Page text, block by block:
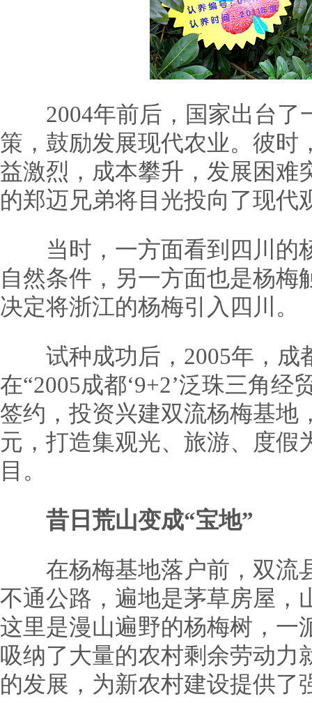
2004年前后，国家出台了
策，鼓励发展现代农业。彼时
益激烈，成本攀升，发展困难
的郑迈兄弟将目光投向了现代
当时，一方面看到四川的
自然条件，另一方面也是杨梅
决定将浙江的杨梅引入四川。
试种成功后，2005年，成
在“2005成都‘9+2’泛珠三角经
签约，投资兴建双流杨梅基地
元，打造集观光、旅游、度假
目。
昔日荒山变成“宝地”
在杨梅基地落户前，双流
不通公路，遍地是茅草房屋，
这里是漫山遍野的杨梅树，一
吸纳了大量的农村剩余劳动力
的发展，为新农村建设提供了